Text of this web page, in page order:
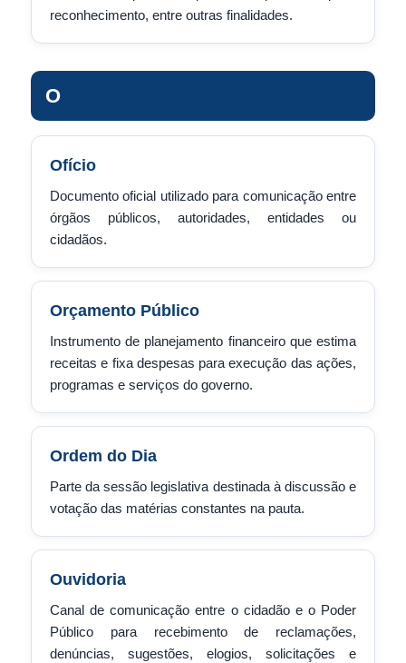
reconhecimento, entre outras finalidades.
O
Ofício
Documento oficial utilizado para comunicação entre
órgãos públicos, autoridades, entidades ou
cidadãos.
Orçamento Público
Instrumento de planejamento financeiro que estima
receitas e fixa despesas para execução das ações,
programas e serviços do governo.
Ordem do Dia
Parte da sessão legislativa destinada à discussão e
votação das matérias constantes na pauta.
Ouvidoria
Canal de comunicação entre o cidadão e o Poder
Público para recebimento de reclamações,
denúncias, sugestões, elogios, solicitações e